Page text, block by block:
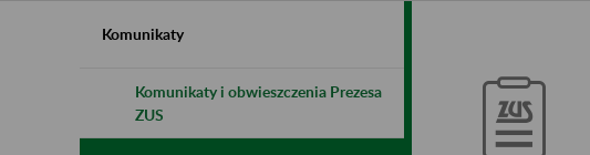
Komunikaty
Komunikaty i obwieszczenia Prezesa
ZUS